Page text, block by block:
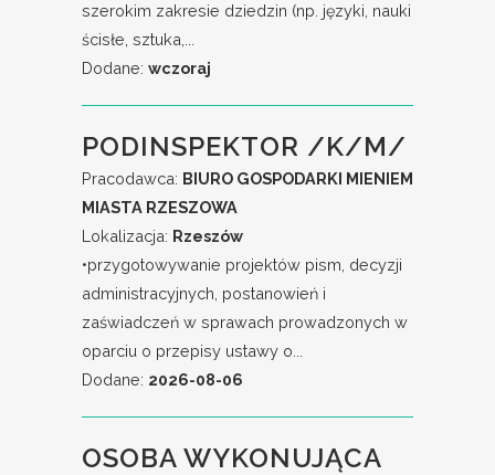
szerokim zakresie dziedzin (np. języki, nauki
ścisłe, sztuka,...
Dodane: wczoraj
PODINSPEKTOR /K/M/
Pracodawca: BIURO GOSPODARKI MIENIEM
MIASTA RZESZOWA
Lokalizacja: Rzeszów
•przygotowywanie projektów pism, decyzji
administracyjnych, postanowień i
zaświadczeń w sprawach prowadzonych w
oparciu o przepisy ustawy o...
Dodane: 2026-08-06
OSOBA WYKONUJĄCA